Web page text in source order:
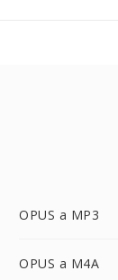
OPUS a MP3
OPUS a M4A